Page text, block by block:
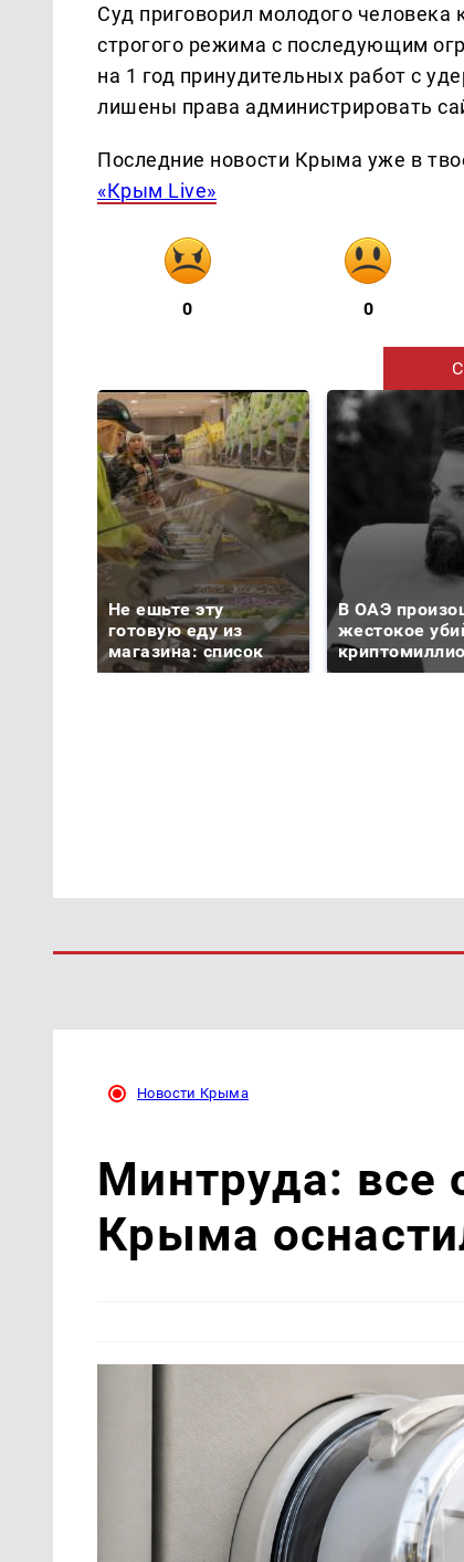
Суд приговорил молодого
строгого режима с последующим
на 1 год принудительных работ с
лишены права администрировать
Последние новости Крыма уже в
«Крым Live»
0 0
Не ешьте эту
готовую еду из
магазина: список
В ОАЭ
жестокое
Новости Крыма
Минтруда:
Крыма